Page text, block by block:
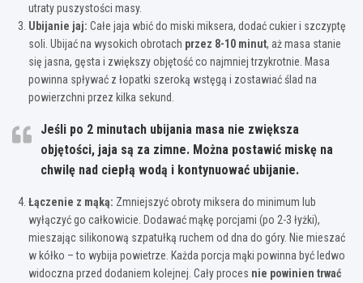
utraty puszystości masy.
Ubijanie jaj: Całe jaja wbić do miski miksera, dodać cukier i szczyptę
soli. Ubijać na wysokich obrotach przez 8-10 minut, aż masa stanie
się jasna, gęsta i zwiększy objętość co najmniej trzykrotnie. Masa
powinna spływać z łopatki szeroką wstęgą i zostawiać ślad na
powierzchni przez kilka sekund.
Jeśli po 2 minutach ubijania masa nie zwiększa
objętości, jaja są za zimne. Można postawić miskę na
chwilę nad ciepłą wodą i kontynuować ubijanie.
Łączenie z mąką: Zmniejszyć obroty miksera do minimum lub
wyłączyć go całkowicie. Dodawać mąkę porcjami (po 2-3 łyżki),
mieszając silikonową szpatułką ruchem od dna do góry. Nie mieszać
w kółko – to wybija powietrze. Każda porcja mąki powinna być ledwo
widoczna przed dodaniem kolejnej. Cały proces nie powinien trwać